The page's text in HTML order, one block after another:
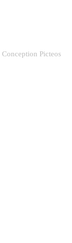
Conception Picteos